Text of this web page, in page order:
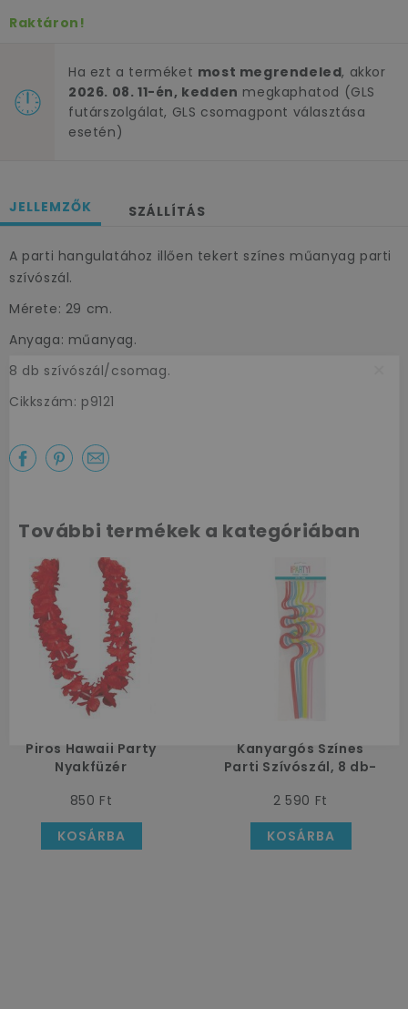
Raktáron!
Ha ezt a terméket most megrendeled, akkor
2026. 08. 11-én, kedden megkaphatod (GLS
futárszolgálat, GLS csomagpont választása
esetén)
JELLEMZŐK SZÁLLÍTÁS
A parti hangulatához illően tekert színes műanyag parti
szívószál.
Mérete: 29 cm.
Anyaga: műanyag.
8 db szívószál/csomag.
Cikkszám: p9121
További termékek a kategóriában
Piros Hawaii Party
Nyakfüzér
850 Ft
KOSÁRBA
Kanyargós Színes
Parti Szívószál, 8 db-
2 590 Ft
KOSÁRBA
vásárlásodhoz
szeretnénk
kedveskedni egy
10%-os
kuponnal.